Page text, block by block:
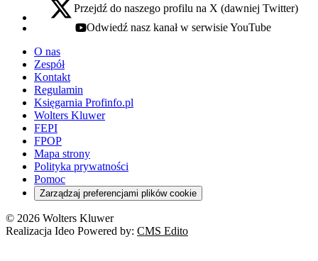
x - otwiera się w nowej karcie
Przejdź do naszego profilu na X (dawniej Twitter)
youtube - otwiera się w nowej karcie
Odwiedź nasz kanał w serwisie YouTube
O nas
Zespół
Kontakt
Regulamin
Księgarnia Profinfo.pl
Wolters Kluwer
FEPI
FPOP
Mapa strony
Polityka prywatności
Pomoc
Zarządzaj preferencjami plików cookie
© 2026 Wolters Kluwer
Realizacja Ideo Powered by: CMS Edito